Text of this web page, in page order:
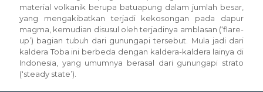
material volkanik berupa batuapung dalam jumlah besar,
yang mengakibatkan terjadi kekosongan pada dapur
magma, kemudian disusul oleh terjadinya amblasan (‘flare-
up’) bagian tubuh dari gunungapi tersebut. Mula jadi dari
kaldera Toba ini berbeda dengan kaldera-kaldera lainya di
Indonesia, yang umumnya berasal dari gunungapi strato
(‘steady state’).